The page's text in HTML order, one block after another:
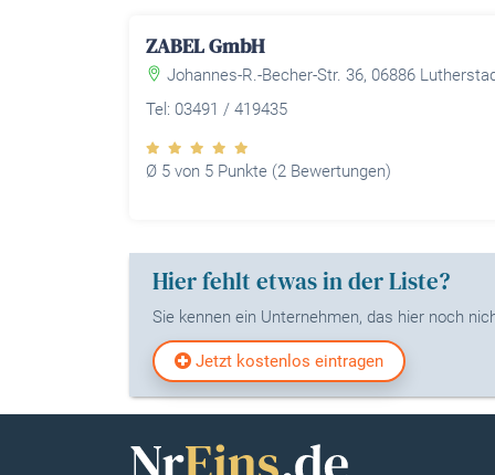
ZABEL GmbH
Johannes-R.-Becher-Str. 36, 06886
Tel: 03491 / 419435
Ø 5 von 5 Punkte (2 Bewertungen)
Hier fehlt etwas in der Liste?
Sie kennen ein Unternehmen, das hier noch
Jetzt kostenlos eintragen